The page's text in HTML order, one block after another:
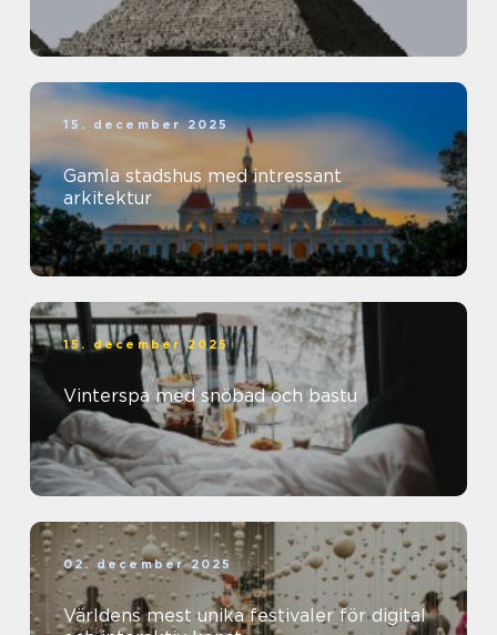
15. december 2025
Gamla stadshus med intressant
arkitektur
15. december 2025
Vinterspa med snöbad och bastu
02. december 2025
Världens mest unika festivaler för digital